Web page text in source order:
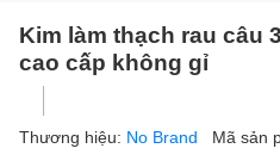
Kim làm thạch rau câu
cao cấp không gỉ
Thương hiệu: No Brand Mã sản